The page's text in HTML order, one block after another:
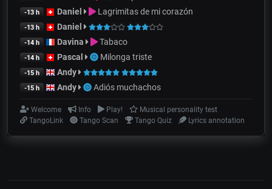
-13 h Daniel Lagrimitas de mi corazón
-13 h Daniel
-14 h Davina Tabaco
-14 h Pascal Milonga triste
-15 h Andy
-15 h Andy Adiós muchachos
Welcome Info Play!
Musical personality test
TangoLink
Tango Scan Tango Quiz Lyrics annotation